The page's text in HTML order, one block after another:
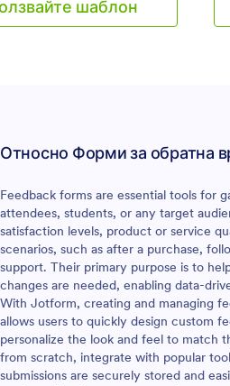
вашите нужди и я
на уебсайта на класа ви
вашия защитен Jotform
на трети страни, с
да интегрирате, от
до Dropbox. Искате вашите
задават въпроси по време
че се уверете, че формaта
за сесия за е-
същото! Нашият
на форми с плъзгане и
улеснява да добавяте
въпроси към вашата форма
кодиране. Чувствайте се
шаблон
Относно Форми за обратна
Feedback forms are essential tools for
attendees, students, or any target
satisfaction levels, product or service
scenarios, such as after a purchase,
support. Their primary purpose is to
changes are needed, enabling data-
With Jotform, creating and managing
allows users to quickly design custom
personalize the look and feel to match
from scratch, integrate with popular
submissions are securely stored and